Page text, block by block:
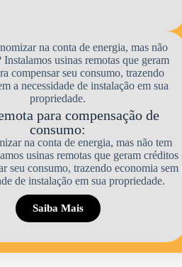
para compensação de
consumo:
na conta de energia, mas não tem
usinas remotas que geram créditos
seu consumo, trazendo economia sem
de instalação em sua propriedade.
Saiba Mais